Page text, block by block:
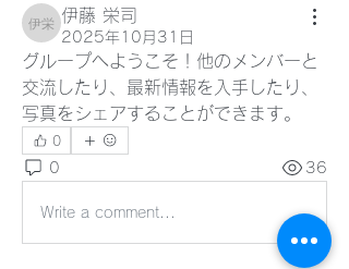
伊藤 栄司
伊藤 栄司
2025年10月31日
グループへようこそ！他のメンバーと
交流したり、最新情報を入手したり、
写真をシェアすることができます。
0
0 36
Write a comment...